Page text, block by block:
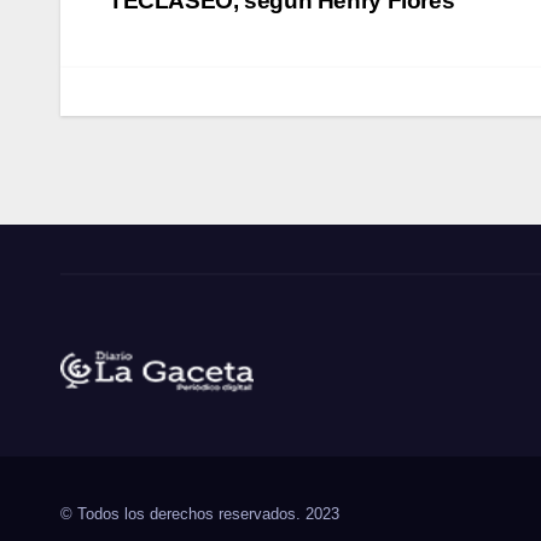
entradas
© Todos los derechos reservados. 2023